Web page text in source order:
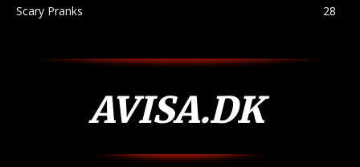
Scary Pranks
28
AVISA.DK